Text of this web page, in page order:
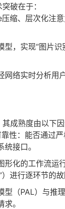
破在于：
缩、层次化注
型，实现“图片
网络实时分析用
成熟度由以下因
性：能否通过
接口。
形化的工作流运
进行逐环节的
（PAL）与推
。